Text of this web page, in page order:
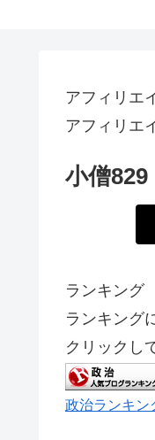
アフィリエ
アフィリエ
小僧829
ランキング
ランキング
クリックし
政治ランキン